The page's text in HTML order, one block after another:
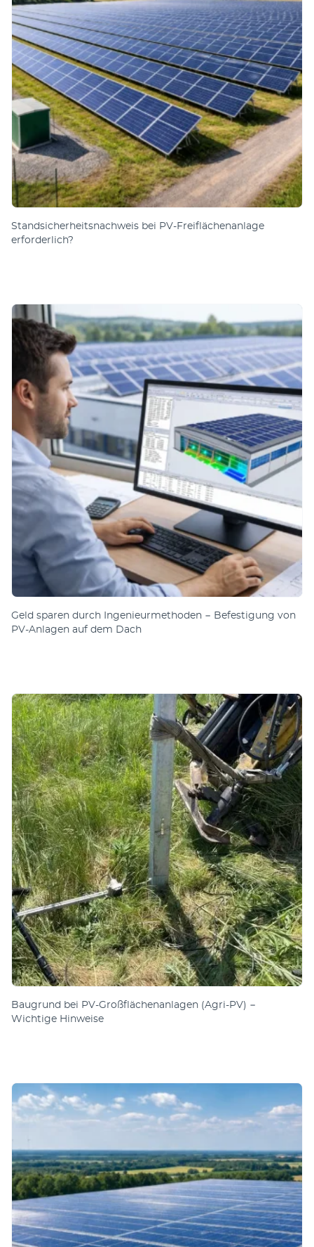
Standsicherheitsnachweis bei PV-Freiflächenanlage
erforderlich?
Geld sparen durch Ingenieurmethoden − Befestigung von
PV-Anlagen auf dem Dach
Baugrund bei PV-Großflächenanlagen (Agri-PV) −
Wichtige Hinweise